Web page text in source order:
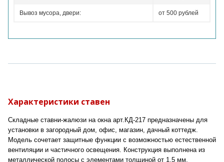
Вывоз мусора, двери: от 500 рублей
Характеристики ставен
Складные ставни-жалюзи на окна арт.КД-217 предназначены для
установки в загородный дом, офис, магазин, дачный коттедж.
Модель сочетает защитные функции с возможностью естественной
вентиляции и частичного освещения. Конструкция выполнена из
металлической полосы с элементами толщиной от 1.5 мм,